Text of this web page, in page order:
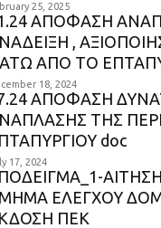
25, 2025
ΑΠΟΦΑΣΗ
,
ΑΠΟ ΤΟ
18, 2024
ΑΠΟΦΑΣΗ
ΤΗΣ
doc
17, 2024
ΕΛΕΓΧΟΥ
ΠΕΚ